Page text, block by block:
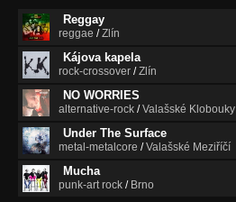
Reggay
reggae /Zlín
Kájova kapela
rock-crossover /Zlín
NO WORRIES
alternative-rock /Valašské Klobouky
Under The Surface
metal-metalcore /Valašské Meziříčí
Mucha
punk-art rock / Brno